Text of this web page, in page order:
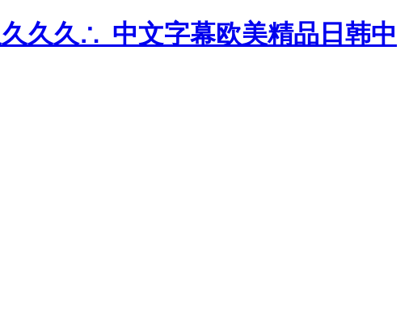
久久∴_中文字幕欧美精品日韩中